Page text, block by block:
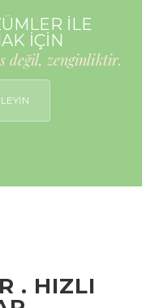
İLE
İÇİN
değil, zenginliktir.
. HIZLI